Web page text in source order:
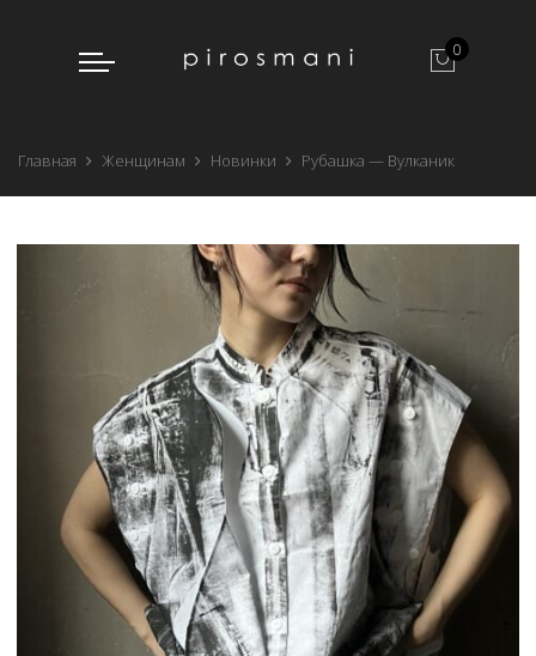
0
Главная Женщинам Новинки Рубашка — Вулканик